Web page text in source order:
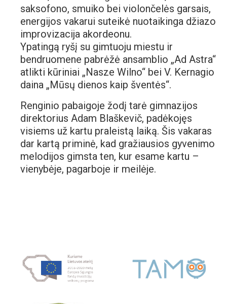
saksofono, smuiko bei violončelės garsais,
energijos vakarui suteikė nuotaikinga džiazo
improvizacija akordeonu.
Ypatingą ryšį su gimtuoju miestu ir
bendruomene pabrėžė ansamblio „Ad Astra“
atlikti kūriniai „Nasze Wilno“ bei V. Kernagio
daina „Mūsų dienos kaip šventės“.
Renginio pabaigoje žodį tarė gimnazijos
direktorius Adam Blaškevič, padėkojęs
visiems už kartu praleistą laiką. Šis vakaras
dar kartą priminė, kad gražiausios gyvenimo
melodijos gimsta ten, kur esame kartu –
vienybėje, pagarboje ir meilėje.